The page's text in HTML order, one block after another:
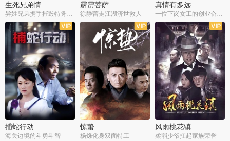
生死兄弟情
异姓兄弟携手摧毁特务阴谋
霹雳菩萨
徐静蕾走江湖济世救人
真情有多远
一位下岗女工的创业奋斗史
全22集
捕蛇行动
海关边境的斗勇斗智
全39集
惊蛰
杨烁化身双面特工
全36集
风雨桃花镇
柔弱少爷扛起家族荣誉